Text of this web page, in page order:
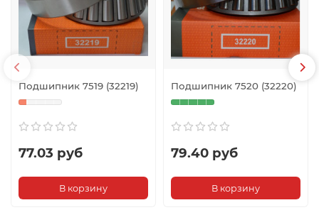
Подшипник 7519 (32219)
77.03 руб
В корзину
Подшипник 7520 (32220)
79.40 руб
В корзину